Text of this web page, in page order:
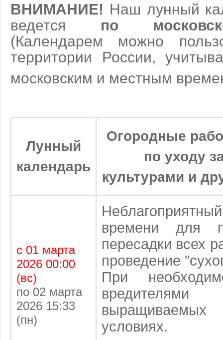
ВНИМАНИЕ! Наш лунный
ведется по
(Календарем можно
территории России,
московским и местным
Лунный
календарь
Огородные
по уходу
культурами и
с 01 марта
2026 00:00
(вс)
по 02 марта
2026 15:33
(пн)
времени для
пересадки всех
проведение
При
условиях.